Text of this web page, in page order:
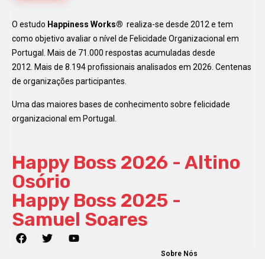
O estudo Happiness Works® realiza-se desde 2012 e tem
como objetivo avaliar o nível de Felicidade Organizacional em
Portugal. Mais de 71.000 respostas acumuladas desde
2012. Mais de 8.194 profissionais analisados em 2026. Centenas
de organizações participantes.
Uma das maiores bases de conhecimento sobre felicidade
organizacional em Portugal.
Happy Boss 2026 - Altino
Osório
Happy Boss 2025 -
Samuel Soares
Sobre Nós